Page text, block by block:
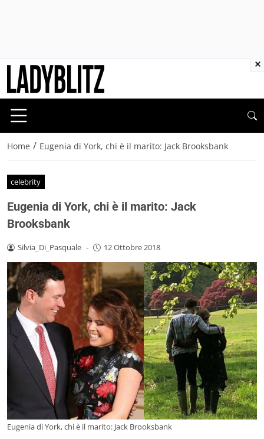
Home / Eugenia di York, chi è il marito: Jack Brooksbank
celebrity
Eugenia di York, chi è il marito: Jack
Brooksbank
Silvia_Di_Pasquale - 12 Ottobre 2018
Eugenia di York, chi è il marito: Jack Brooksbank
×